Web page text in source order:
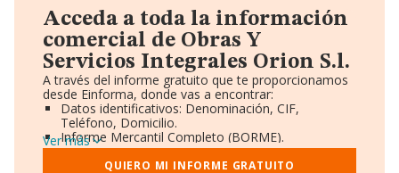
Acceda a toda la información
comercial de Obras Y
Servicios Integrales Orion S.l.
A través del informe gratuito que te proporcionamos
desde Einforma, donde vas a encontrar:
Datos identificativos: Denominación, CIF,
Teléfono, Domicilio.
Informe Mercantil Completo (BORME).
Gráficos de Evolución Ventas y Empleados.
Consejo de Administración y Administradores.
Ver más
QUIERO MI INFORME GRATUITO